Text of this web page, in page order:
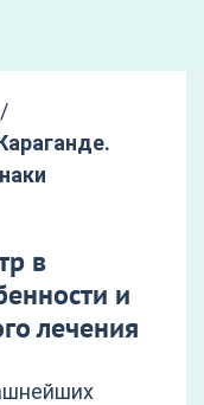
/
в
и
лечения